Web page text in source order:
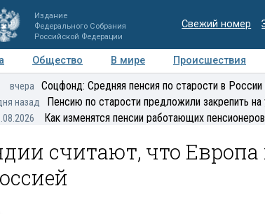
Издание
Федерального Собрания
Российской Федерации
Свежий номер
Общество В мире Происшествия
Мнения Регионы Медиацентр
вчера Соцфонд: Средняя пенсия по старости в
назад Пенсию по старости предложили закрепить
Как изменятся пенсии работающих
считают, что Европа